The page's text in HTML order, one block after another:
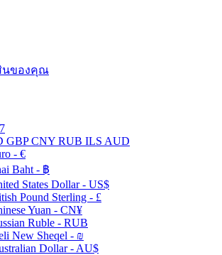
นของคุณ
GBP CNY RUB ILS AUD
- €
Baht - ฿
States Dollar - US$
Pound Sterling - £
Yuan - CN¥
Ruble - RUB
New Sheqel - ₪
Dollar - AU$